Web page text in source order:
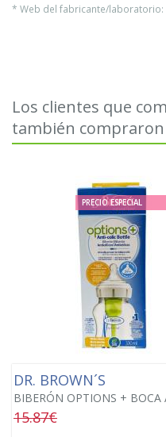
* Web del fabricante/laboratorio:
Los clientes que
también compraron
PRECIO ESPECIAL
DR. BROWN´S
BIBERÓN OPTIONS +
15.87€